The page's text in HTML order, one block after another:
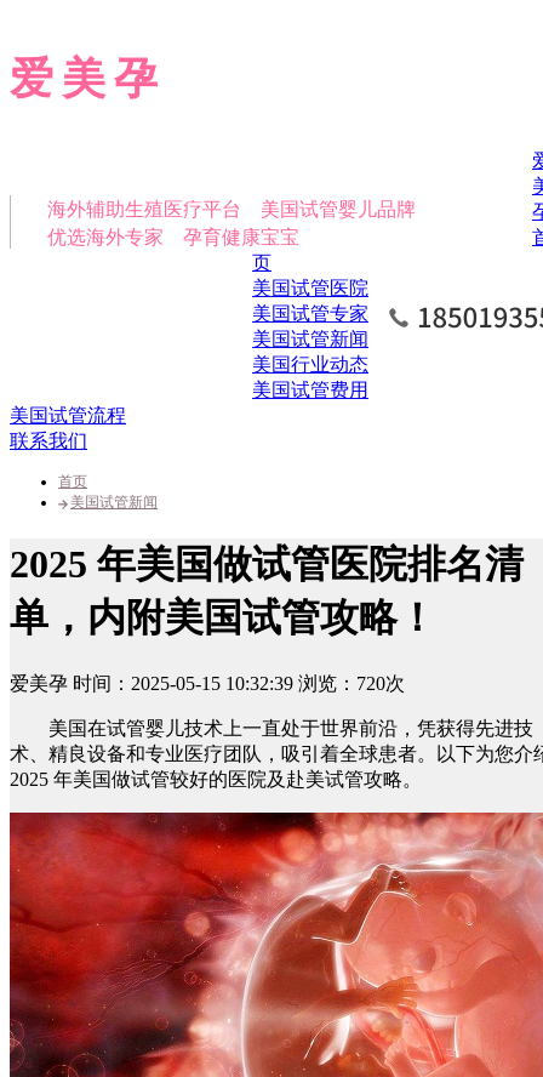
爱美孕
海外辅助生殖医疗平台 美国试管婴儿品牌
优选海外专家 孕育健康宝宝
页
美国试管医院
美国试管专家
美国试管新闻
美国行业动态
美国试管费用
美国试管流程
联系我们
首页
美国试管新闻
2025 年美国做试管医院排名清
单，内附美国试管攻略！
爱美孕 时间：2025-05-15 10:32:39 浏览：720次
美国在试管婴儿技术上一直处于世界前沿，凭获得先进技
术、精良设备和专业医疗团队，吸引着全球患者。以下为您介
2025 年美国做试管较好的医院及赴美试管攻略。